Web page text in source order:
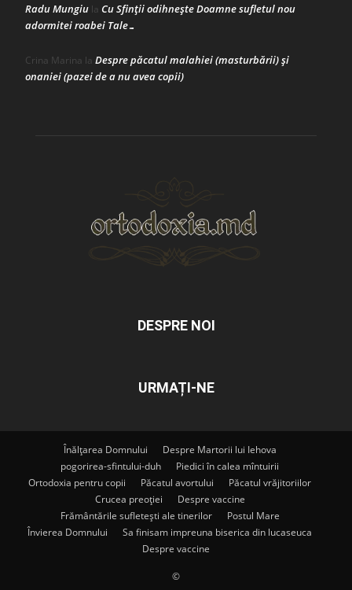
Radu Mungiu la Cu Sfinții odihnește Doamne sufletul nou
adormitei roabei Tale…
Crina Marina la Despre păcatul malahiei (masturbării) şi
onaniei (pazei de a nu avea copii)
DESPRE NOI
URMAȚI-NE
Înălțarea Domnului
Despre Martorii lui Iehova
pogorirea-sfintului-duh
Piedici în calea mîntuirii
Ortodoxia pentru copii
Păcatul avortului
Păcatul vrăjitoriilor
Crucea preoției
Despre vaccine
Frământările sufletești ale tinerilor
Postul Mare
Învierea Domnului
Sa finisam impreuna biserica din lucaseuca
Despre vaccine
©